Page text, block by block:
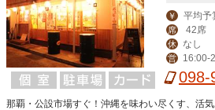
￥ 平均予
席 42席
休 なし
営 16:00-
098-
那覇・公設市場すぐ！沖縄を味わい尽くす、活気